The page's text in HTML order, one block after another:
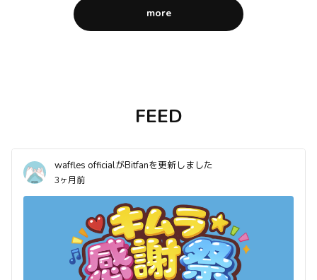
more
FEED
waffles officialがBitfanを更新しました
3ヶ月前